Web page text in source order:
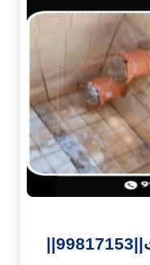
رداد مجاري 6بوصة الكويت||99817153||